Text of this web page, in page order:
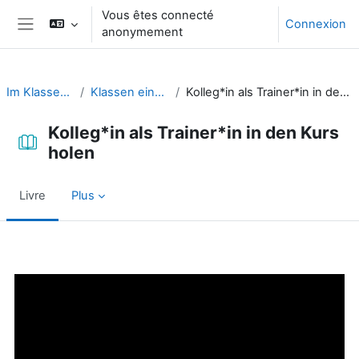
Passer au contenu principal
Panneau latéral
Vous êtes connecté
anonymement
Connexion
Im Klassenraum Klassen einschulen Kolleg*in als Trainer*in in den Kurs holen
Kolleg*in als Trainer*in in den Kurs
holen
Livre Plus